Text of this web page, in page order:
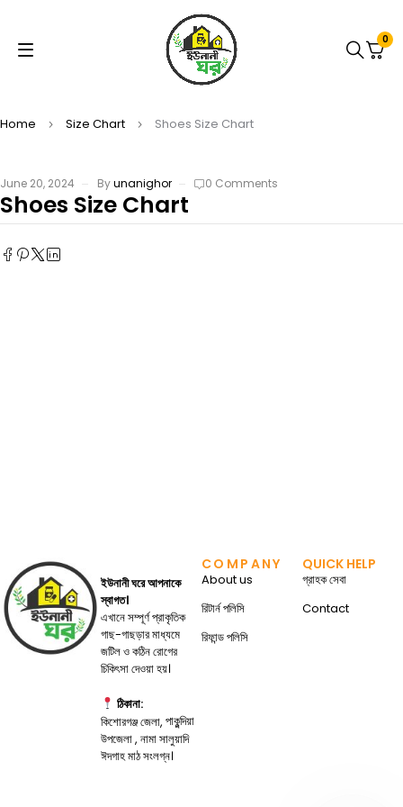
0
Home Size Chart Shoes Size Chart
June 20, 2024 Byunanighor 0 Comments
Shoes Size Chart
ইউনানী ঘরে আপনাকে
স্বাগত।
এখানে সম্পূর্ণ প্রাকৃতিক
গাছ-গাছড়ার মাধ্যমে
জটিল ও কঠিন রোগের
চিকিৎসা দেওয়া হয়।
ঠিকানা:
কিশোরগঞ্জ জেলা, পাকুন্দিয়া
উপজেলা , নামা সালুয়াদি
ঈদগাহ মাঠ সংলগ্ন।
COMPANY
About us
রিটার্ন পলিসি
রিফান্ড পলিসি
QUICK HELP
গ্রাহক সেবা
Contact